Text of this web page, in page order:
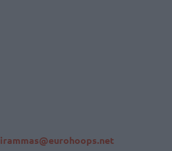
irammas@eurohoops.net